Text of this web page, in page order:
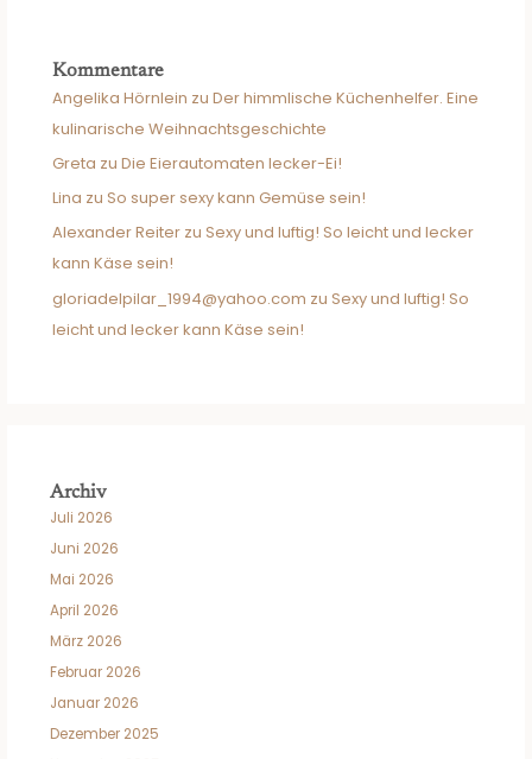
Kommentare
Angelika Hörnlein zuDer himmlische Küchenhelfer. Eine
kulinarische Weihnachtsgeschichte
Greta zuDie Eierautomaten lecker-Ei!
Lina zu So super sexy kann Gemüse sein!
Alexander Reiter zu Sexy und luftig! So leicht und lecker
kann Käse sein!
gloriadelpilar_1994@yahoo.com zu Sexy und luftig! So
leicht und lecker kann Käse sein!
Archiv
Juli 2026
Juni 2026
Mai 2026
April 2026
März 2026
Februar 2026
Januar 2026
Dezember 2025